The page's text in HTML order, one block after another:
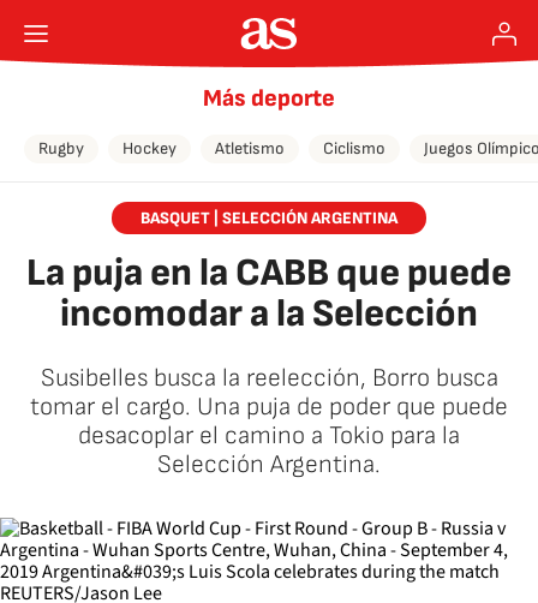
Más deporte
Rugby Hockey Atletismo Ciclismo Juegos
BASQUET | SELECCIÓN ARGENTINA
La puja en la CABB que puede
incomodar a la Selección
Susibelles busca la reelección, Borro busca
tomar el cargo. Una puja de poder que puede
desacoplar el camino a Tokio para la
Selección Argentina.